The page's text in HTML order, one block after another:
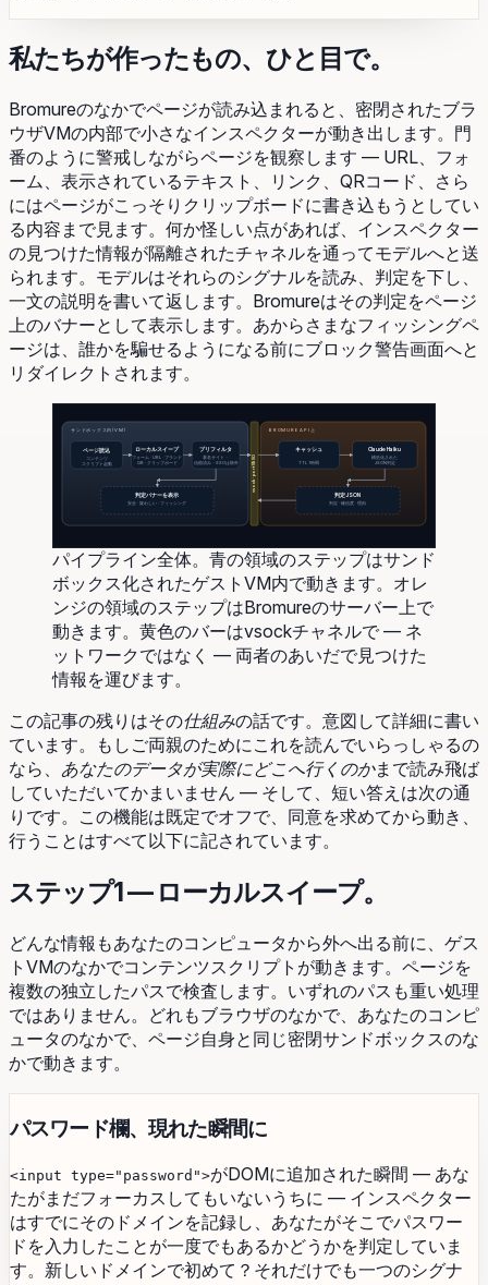
私たちが作ったもの、ひと目で。
Bromureのなかでページが読み込まれると、密閉されたブラ
ウザVMの内部で小さなインスペクターが動き出します。門
番のように警戒しながらページを観察します — URL、フォ
ーム、表示されているテキスト、リンク、QRコード、さら
にはページがこっそりクリップボードに書き込もうとしてい
る内容まで見ます。何か怪しい点があれば、インスペクター
の見つけた情報が隔離されたチャネルを通ってモデルへと送
られます。モデルはそれらのシグナルを読み、判定を下し、
一文の説明を書いて返します。Bromureはその判定をページ
上のバナーとして表示します。あからさまなフィッシングペ
ージは、誰かを騙せるようになる前にブロック警告画面へと
リダイレクトされます。
サンドボックス内(VM)
ページ読込
コンテンツ
スクリプト起動
ローカルスイープ
フォーム · URL · ブランド
QR · クリップボード
プリフィルタ
著名サイト・
信頼済み・SSOは除外
判定バナーを表示
安全 · 疑わしい · フィッシング
vsock · port 5950
BROMURE API上
キャッシュ
TTL 1時間
Claude Haiku
構造化された
JSON判定
判定JSON
判定 · 確信度 · 理由
パイプライン全体。青の領域のステップはサンド
ボックス化されたゲストVM内で動きます。オレ
ンジの領域のステップはBromureのサーバー上で
動きます。黄色のバーはvsockチャネルで — ネ
ットワークではなく — 両者のあいだで見つけた
情報を運びます。
この記事の残りはその仕組みの話です。意図して詳細に書い
ています。もしご両親のためにこれを読んでいらっしゃるの
なら、 あなたのデータが実際にどこへ行くのかまで読み飛ば
していただいてかまいません — そして、短い答えは次の通
りです。この機能は既定でオフで、同意を求めてから動き、
行うことはすべて以下に記されています。
ステップ1 — ローカルスイープ。
どんな情報もあなたのコンピュータから外へ出る前に、ゲス
トVMのなかでコンテンツスクリプトが動きます。ページを
複数の独立したパスで検査します。いずれのパスも重い処理
ではありません。どれもブラウザのなかで、あなたのコンピ
ュータのなかで、ページ自身と同じ密閉サンドボックスのな
かで動きます。
パスワード欄、現れた瞬間に
<input type="password">がDOMに追加された瞬間 — あな
たがまだフォーカスしてもいないうちに — インスペクター
はすでにそのドメインを記録し、あなたがそこでパスワー
ドを入力したことが一度でもあるかどうかを判定していま
す。新しいドメインで初めて？それだけでも一つのシグナ